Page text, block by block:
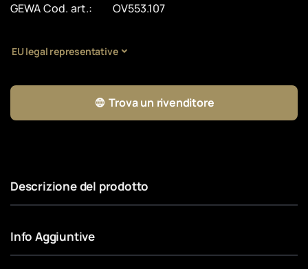
GEWA Cod. art.:
OV553.107
EU legal representative
Trova un rivenditore
Descrizione del prodotto
Info Aggiuntive